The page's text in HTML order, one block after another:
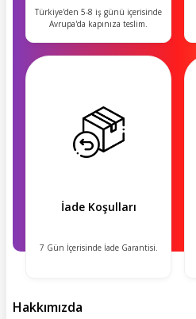
Türkiye'den 5-8 iş günü içerisinde
Avrupa'da kapınıza teslim.
İade Koşulları
7 Gün İçerisinde İade Garantisi.
Hakkımızda